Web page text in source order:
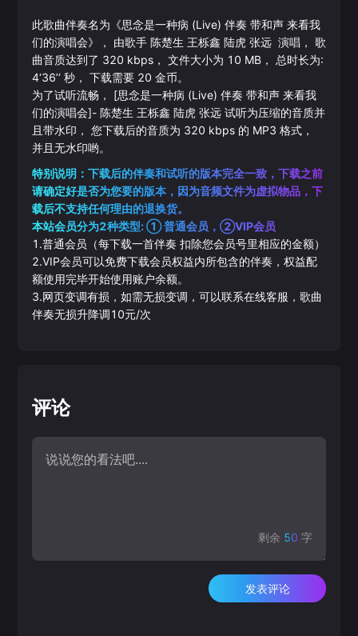
此歌曲伴奏名为《思念是一种病 (Live) 伴奏 带和声 来看我
们的演唱会》， 由歌手 陈楚生 王栎鑫 陆虎 张远 演唱， 歌
曲音质达到了 320 kbps， 文件大小为 10 MB， 总时长为:
4‘36’‘秒， 下载需要 20 金币。
为了试听流畅， [思念是一种病 (Live) 伴奏 带和声 来看我
们的演唱会]- 陈楚生 王栎鑫 陆虎 张远 试听为压缩的音质并
且带水印， 您下载后的音质为 320 kbps 的 MP3 格式，
并且无水印哟。
特别说明：下载后的伴奏和试听的版本完全一致，下载之前
请确定好是否为您要的版本，因为音频文件为虚拟物品，下
载后不支持任何理由的退换货。
本站会员分为2种类型: ① 普通会员，②VIP会员
1.普通会员（每下载一首伴奏 扣除您会员号里相应的金额）
2.VIP会员可以免费下载会员权益内所包含的伴奏，权益配
额使用完毕开始使用账户余额。
3.网页变调有损，如需无损变调，可以联系在线客服，歌曲
伴奏无损升降调10元/次
评论
剩余 50 字
发表评论